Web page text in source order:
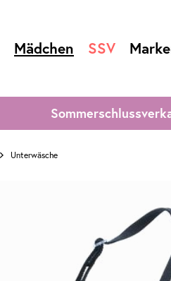
Mädchen SSV
Unterwäsche